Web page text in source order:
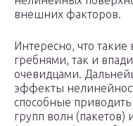
внешних факторов.
Интересно, что
гребнями, так и
очевидцами.
эффекты
способные
групп волн (пакетов)